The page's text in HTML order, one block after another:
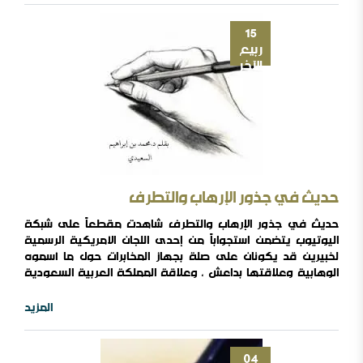
15
ربيع
الآخر
حديث في جذور الإرهاب والتطرف
حديث في جذور الإرهاب والتطرف شاهدت مقطعاً على شبكة
اليوتيوب يتضمن استجواباً من إحدى اللجان الأمريكية الرسمية
لخبيرين قد يكونان على صلة بجهاز المخابرات حول ما أسموه
الوهابية وعلاقتها بداعش ، وعلاقة المملكة العربية السعودية
داعش وضرب مثالاً لذلك بأن الوهابية في السعودية لا تقتل الشيعة
جاهداً توجيه الأسئلة بطريقة تمكنه من الحصول ..
المزيد
04